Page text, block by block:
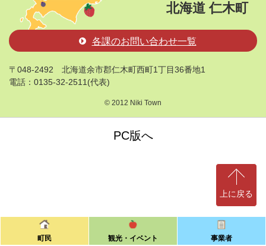
町民 観光・イベント 事業者
上に戻る
北海道 仁木町
各課のお問い合わせ一覧
〒048-2492
北海道余市郡仁木町西町1丁目36番地1
電話：0135-32-2511(代表)
© 2012 Niki Town
PC版へ